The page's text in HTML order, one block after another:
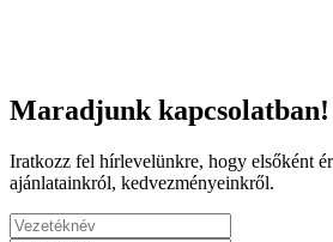
Maradjunk kapcsolatban!
Iratkozz fel hírlevelünkre, hogy elsőként
ajánlatainkról, kedvezményeinkről.